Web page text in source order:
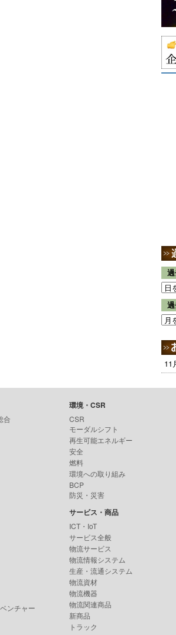
過
過
11
合
ンチャー
環境・CSR
CSR
モーダルシフト
再生可能エネルギー
安全
燃料
環境への取り組み
BCP
防災・災害
サービス・商品
ICT・IoT
サービス全般
物流サービス
物流情報システム
生産・流通システム
物流資材
物流機器
物流関連商品
新商品
トラック